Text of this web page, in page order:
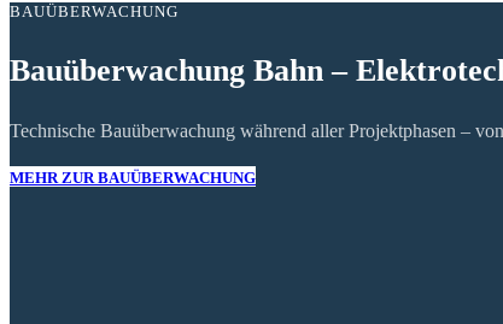
BAUÜBERWACHUNG
Bauüberwachung Bahn –
Technische Bauüberwachung während aller Projektphasen –
MEHR ZUR BAUÜBERWACHUNG